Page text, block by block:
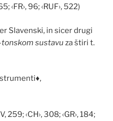
‹FR›, 96; ‹RUF›, 522)
Slavenski, in sicer drugi
sustavu za štiri t.
♦,
259; ‹CH›, 308; ‹GR›, 184;